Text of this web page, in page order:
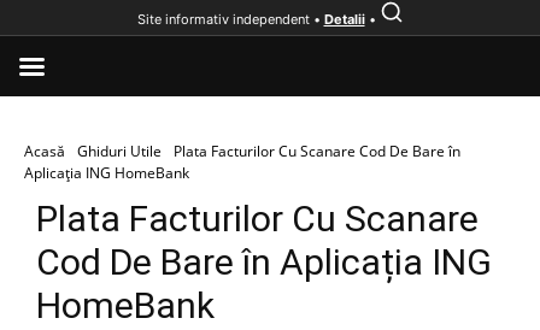
Acasă Ghiduri Utile
Plata Facturilor Cu Scanare Cod De Bare în
Aplicația ING HomeBank
Plata Facturilor Cu Scanare
Cod De Bare în Aplicația ING
HomeBank
Site informativ independent • Detalii•